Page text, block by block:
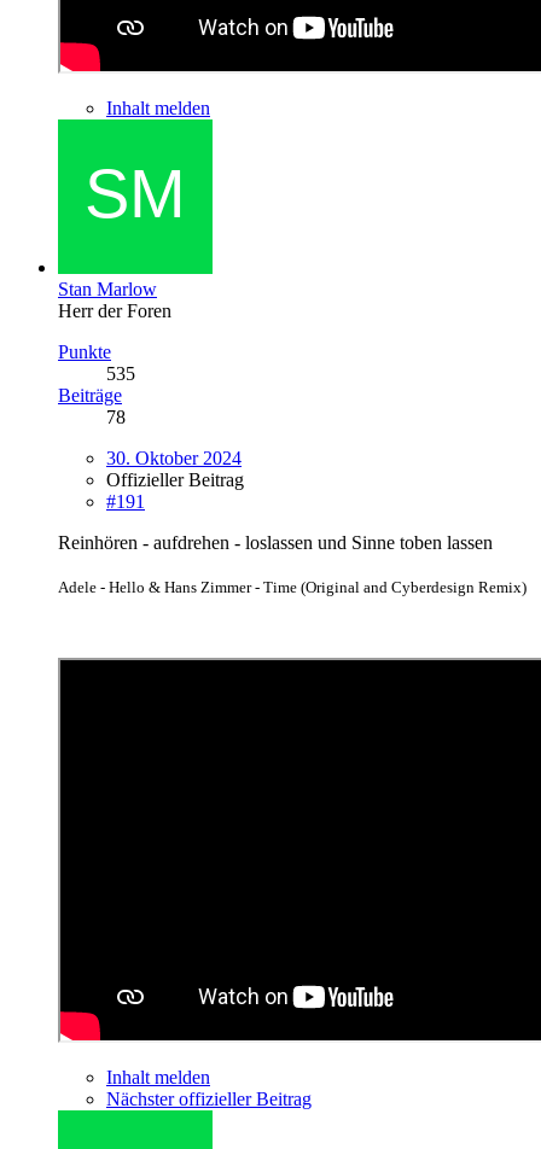
Inhalt melden
Stan Marlow
Herr der Foren
Punkte
535
Beiträge
78
30. Oktober 2024
Offizieller Beitrag
#191
Reinhören - aufdrehen - loslassen und Sinne toben lassen
Adele - Hello & Hans Zimmer - Time (Original and Cyberdesign Remix)
Inhalt melden
Nächster offizieller Beitrag